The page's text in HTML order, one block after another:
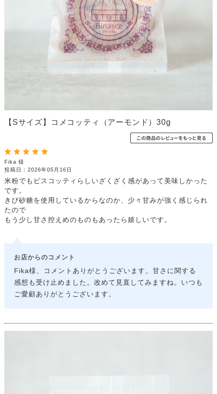
【Sサイズ】コメコッティ（アーモンド）30g
Fika 様
投稿日：2026年05月16日
米粉でもビスコッティらしいざくざく感があって美味しかった
です。
きび砂糖を使用しているからなのか、少々甘みが強く感じられ
たので
もう少し甘さ控えめのものもあったら嬉しいです。
お店からのコメント
Fika様、コメントありがとうございます。甘さに関する
感想も受け止めました。改めて見直してみますね。いつも
ご愛顧ありがとうございます。